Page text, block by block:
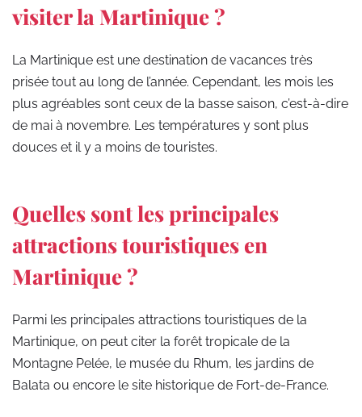
visiter la Martinique ?
La Martinique est une destination de vacances très
prisée tout au long de l’année. Cependant, les mois les
plus agréables sont ceux de la basse saison, c’est-à-dire
de mai à novembre. Les températures y sont plus
douces et il y a moins de touristes.
Quelles sont les principales
attractions touristiques en
Martinique ?
Parmi les principales attractions touristiques de la
Martinique, on peut citer la forêt tropicale de la
Montagne Pelée, le musée du Rhum, les jardins de
Balata ou encore le site historique de Fort-de-France.